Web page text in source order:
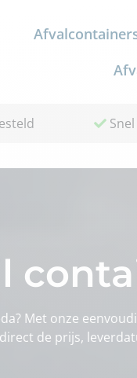
Met onze
de prijs,